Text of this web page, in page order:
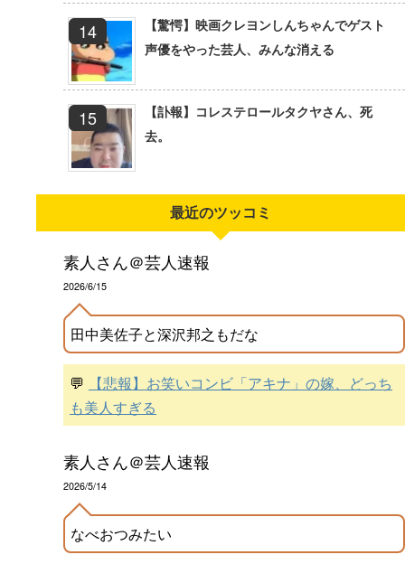
【驚愕】映画クレヨンしんちゃんでゲスト
声優をやった芸人、みんな消える
【訃報】コレステロールタクヤさん、死
去。
最近のツッコミ
素人さん＠芸人速報
2026/6/15
田中美佐子と深沢邦之もだな
💬
【悲報】お笑いコンビ「アキナ」の嫁、どっち
も美人すぎる
素人さん＠芸人速報
2026/5/14
なべおつみたい